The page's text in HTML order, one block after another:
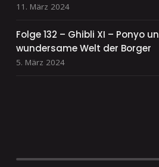
11. März 2024
Folge 132 – Ghibli XI – Ponyo
wundersame Welt der Borger
5. März 2024